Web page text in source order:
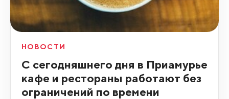
НОВОСТИ
С сегодняшнего дня в Приамурье
кафе и рестораны работают без
ограничений по времени